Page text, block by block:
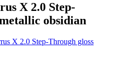
X 2.0 Step-
obsidian
X 2.0 Step-Through gloss